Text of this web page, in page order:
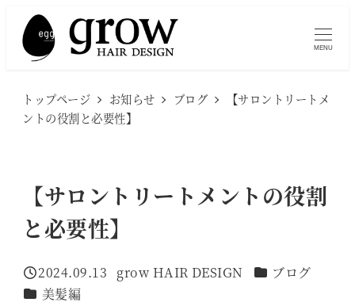
MENU
トップページ お知らせ ブログ
【サロントリートメ
ントの役割と必要性】
【サロントリートメントの役割
と必要性】
投稿日
2024.09.13
著
grow HAIR DESIGN カテゴリー
ブログ
カテゴリー
美髪編